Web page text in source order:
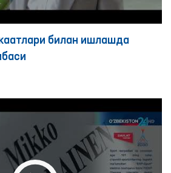
билан ишлашда